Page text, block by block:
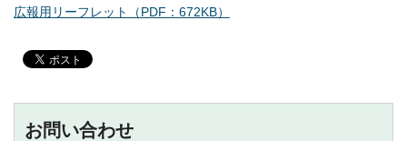
広報用リーフレット（PDF：672KB）
お問い合わせ